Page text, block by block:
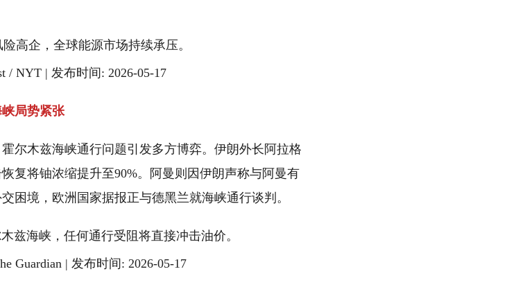
高企，全球能源市场持续承压。
/ NYT | 发布时间: 2026-05-17
局势紧张
尔木兹海峡通行问题引发多方博弈。伊朗外长阿拉格
复将铀浓缩提升至90%。阿曼则因伊朗声称与阿曼有
困境，欧洲国家据报正与德黑兰就海峡通行谈判。
兹海峡，任何通行受阻将直接冲击油价。
Guardian | 发布时间: 2026-05-17